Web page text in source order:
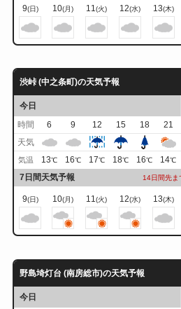
9(日) 10(月) 11(火) 12(水) 13(木)
渋峠 (中之条町)の天気予報
今日
時間
6 9 12 15 18 21
天気
気温 13℃ 16℃ 17℃ 18℃ 16℃ 14℃
7日間天気予報 14日間先ま
9(日) 10(月) 11(火) 12(水) 13(木)
野島埼灯台 (南房総市)の天気予報
今日